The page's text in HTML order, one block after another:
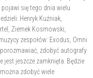
się tego dnia wielu
Henryk Kuźniak,
Ziemek Kosmowski,
zespołów: Exodus, Omni
zdobyć autografy
jest jeszcze zamknięta. Będzie
zdobyć wiele